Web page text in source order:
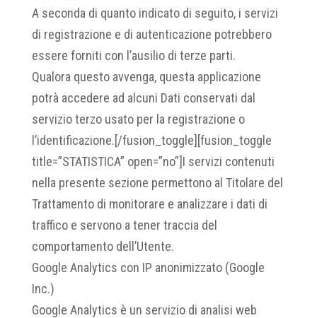
A seconda di quanto indicato di seguito, i servizi
di registrazione e di autenticazione potrebbero
essere forniti con l’ausilio di terze parti.
Qualora questo avvenga, questa applicazione
potrà accedere ad alcuni Dati conservati dal
servizio terzo usato per la registrazione o
l’identificazione.[/fusion_toggle][fusion_toggle
title=”STATISTICA” open=”no”]I servizi contenuti
nella presente sezione permettono al Titolare del
Trattamento di monitorare e analizzare i dati di
traffico e servono a tener traccia del
comportamento dell’Utente.
Google Analytics con IP anonimizzato (Google
Inc.)
Google Analytics è un servizio di analisi web